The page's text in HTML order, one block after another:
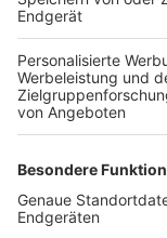
TOP-VEREINE
TOP-PARTNER